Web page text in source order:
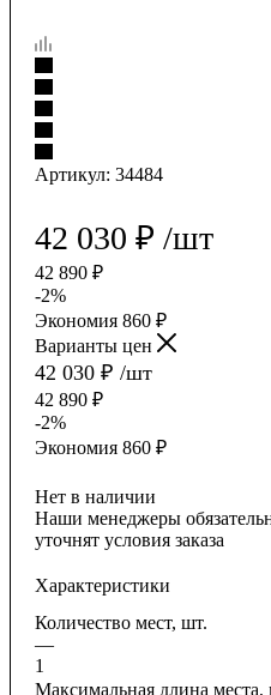
Артикул: 34484
42 030 ₽ /шт
42 890 ₽
-2%
Экономия 860 ₽
Варианты цен
42 030 ₽ /шт
42 890 ₽
-2%
Экономия 860 ₽
Нет в наличии
Наши менеджеры
уточнят условия заказа
Характеристики
Количество мест, шт.
—
1
Максимальная длина